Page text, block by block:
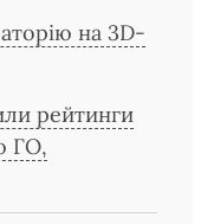
на 3D-
рейтинги
ГО,